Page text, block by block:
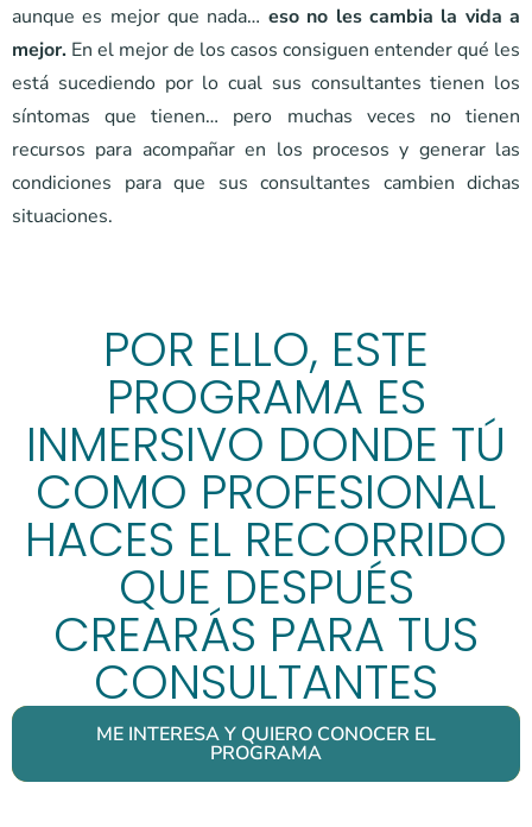
aunque es mejor que nada… eso no les cambia la vida a
mejor. En el mejor de los casos consiguen entender qué les
está sucediendo por lo cual sus consultantes tienen los
síntomas que tienen… pero muchas veces no tienen
recursos para acompañar en los procesos y generar las
condiciones para que sus consultantes cambien dichas
situaciones.
POR ELLO, ESTE
PROGRAMA ES
INMERSIVO DONDE TÚ
COMO PROFESIONAL
HACES EL RECORRIDO
QUE DESPUÉS
CREARÁS PARA TUS
CONSULTANTES
ME INTERESA Y QUIERO CONOCER EL
PROGRAMA